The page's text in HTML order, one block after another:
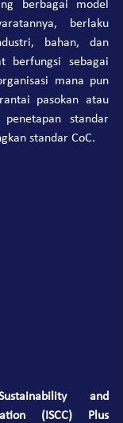
berbagai model
berlaku
bahan, dan
berfungsi sebagai
mana pun
pasokan atau
penetapan standar
standar CoC.
and
(ISCC) Plus